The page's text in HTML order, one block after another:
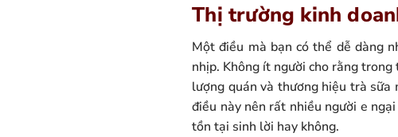
Thị trường kinh
Một điều mà bạn có thể dễ dàng
nhịp. Không ít người cho rằng
lượng quán và thương hiệu trà sữa
điều này nên rất nhiều người e
tồn tại sinh lời hay không.